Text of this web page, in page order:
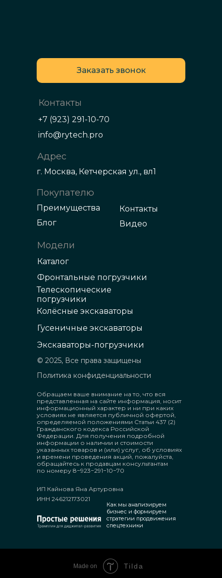
Адрес
ИП Кайнова Яна Артуровна
ИНН 246212173021
г. Москва, Кетчерская ул., вл1
Заказать звонок
Политика конфиденциальности
Обращаем ваше внимание на то, что вся
представленная на сайте информация, носит
информационный характер и ни при каких
условиях не является публичной офертой,
определяемой положениями Статьи 437 (2)
Гражданского кодекса Российской
Федерации. Для получения подробной
информации о наличии и стоимости
указанных товаров и (или) услуг, об условиях
и времени проведения акций, пожалуйста,
обращайтесь к продавцам консультантам
по номеру 8−923−291−10−70
© 2025, Все права защищены
Контакты
+7 (923) 291-10-70
info@rytech.pro
Как мы анализируем
бизнес и формируем
стратегии продвижения
спецтехники
Покупателю
Преимущества
Блог
Видео
Контакты
Колёсные экскаваторы
Фронтальные погрузчики
Каталог
Экскаваторы-погрузчики
Модели
Телескопические
погрузчики
Гусеничные экскаваторы
Made on Tilda